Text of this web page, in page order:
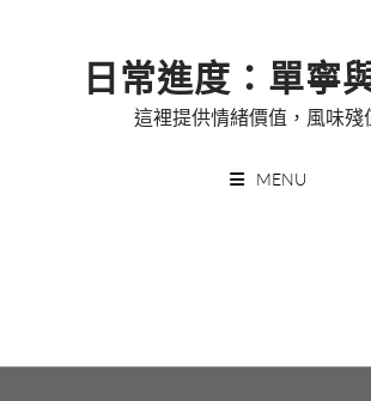
日常進度：單寧
這裡提供情緒價值，風味殘
MENU